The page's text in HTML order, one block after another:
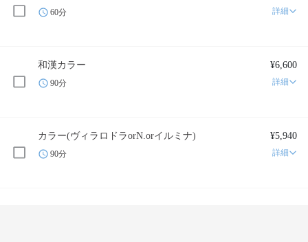
60分 詳細
和漢カラー ¥6,600
90分 詳細
カラー(ヴィラロドラorN.orイルミナ) ¥5,940
90分 詳細